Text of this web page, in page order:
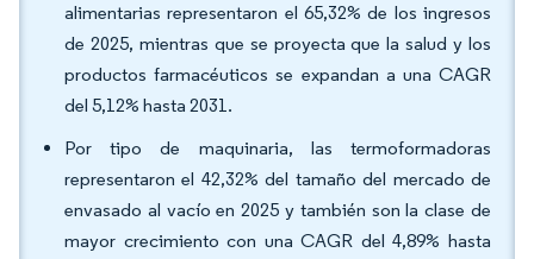
alimentarias representaron el 65,32% de los ingresos
de 2025, mientras que se proyecta que la salud y los
productos farmacéuticos se expandan a una CAGR
del 5,12% hasta 2031.
Por tipo de maquinaria, las termoformadoras
representaron el 42,32% del tamaño del mercado de
envasado al vacío en 2025 y también son la clase de
mayor crecimiento con una CAGR del 4,89% hasta